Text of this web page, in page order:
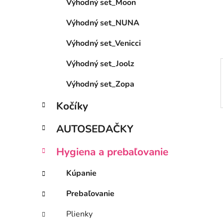
Výhodný set_Moon
Výhodný set_NUNA
Výhodný set_Venicci
Výhodný set_Joolz
Výhodný set_Zopa
Kočíky
AUTOSEDAČKY
Hygiena a prebaľovanie
Kúpanie
Prebaľovanie
Plienky